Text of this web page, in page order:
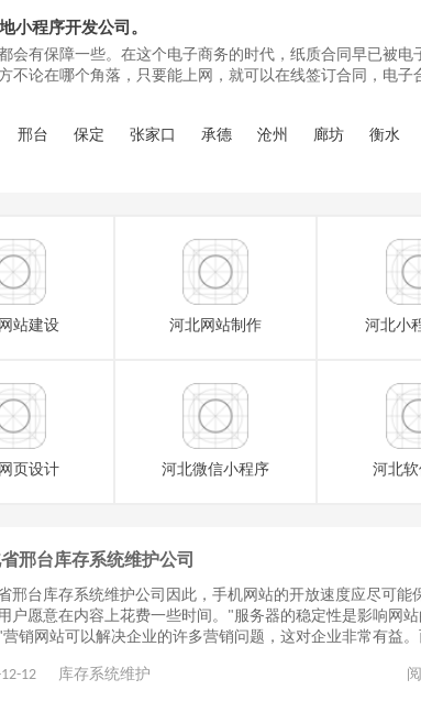
小程序开发公司。
会有保障一些。在这个电子商务的时代，纸质合同早已被电
不论在哪个角落，只要能上网，就可以在线签订合同，电子
邢台 保定 张家口 承德 沧州 廊坊 衡水
站建设 河北网站制作 河北小
页设计 河北微信小程序 河北
邢台库存系统维护公司
邢台库存系统维护公司因此，手机网站的开放速度应尽可能
户愿意在内容上花费一些时间。"服务器的稳定性是影响网
销网站可以解决企业的许多营销问题，这对企业非常有益。
12 库存系统维护